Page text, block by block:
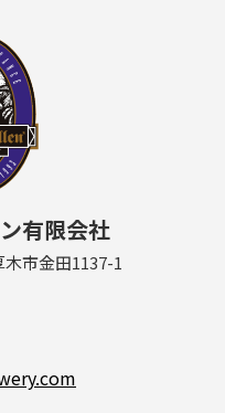
有限会社
市金田1137-1